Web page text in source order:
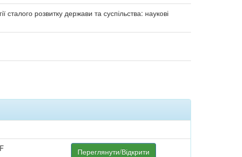
розвитку держави та суспільства: наукові
Переглянути/Відкрити